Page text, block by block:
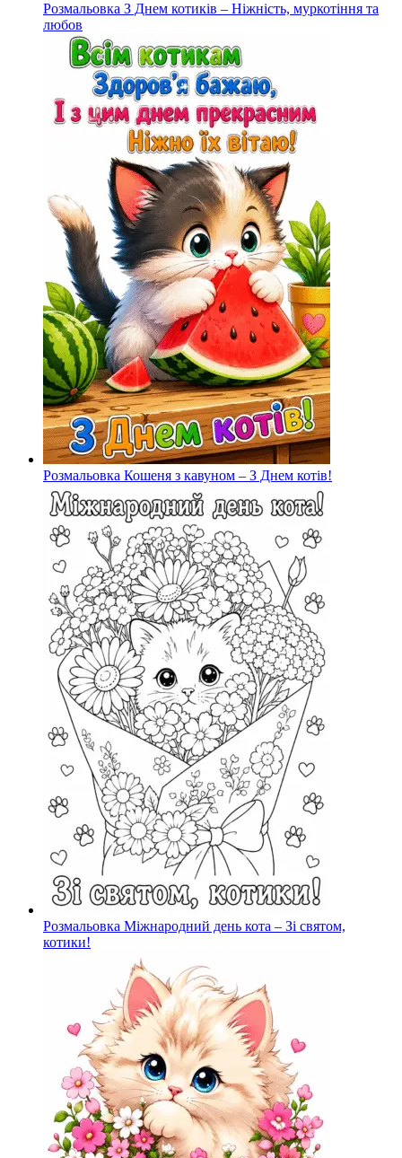
Розмальовка З Днем котиків – Ніжність, муркотіння та
любов
Розмальовка Кошеня з кавуном – З Днем котів!
Розмальовка Міжнародний день кота – Зі святом,
котики!